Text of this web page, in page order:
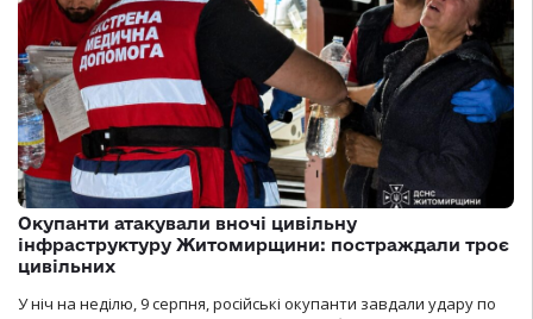
Окупанти атакували вночі цивільну
інфраструктуру Житомирщини: постраждали троє
цивільних
У ніч на неділю, 9 серпня, російські окупанти завдали удару по